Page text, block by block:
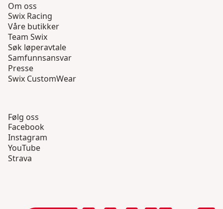
Om oss
Swix Racing
Våre butikker
Team Swix
Søk løperavtale
Samfunnsansvar
Presse
Swix CustomWear
Følg oss
Facebook
Instagram
YouTube
Strava